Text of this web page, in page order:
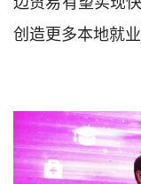
创造更多本地就